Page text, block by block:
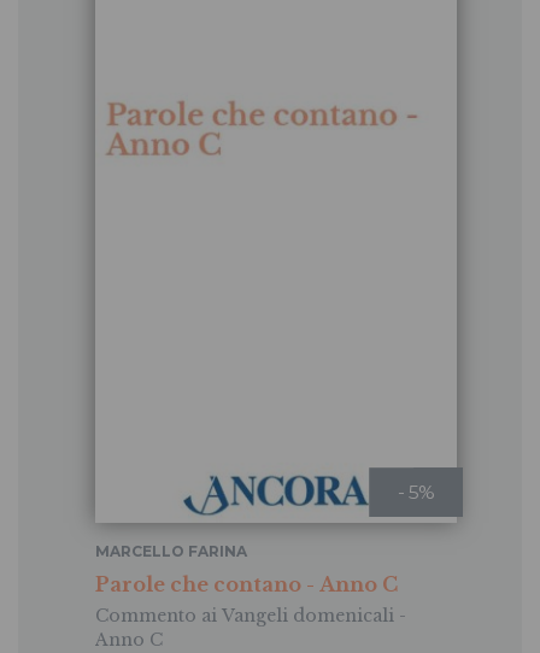
- 5%
Parole che contano - Anno C
Commento ai Vangeli domenicali -
Anno C
MARCELLO FARINA